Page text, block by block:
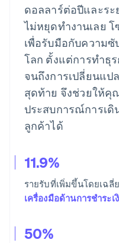
ดอลลาร์ต่อปีและระ
ไม่หยุดทำงานเลย
เพื่อรับมือกับความ
โลก ตั้งแต่การทำธุ
จนถึงการเปลี่ยนแป
สุดท้าย จึงช่วยให้คุ
ประสบการณ์การเดิ
ลูกค้าได้
11.9%
รายรับที่เพิ่มขึ้นโดยเฉ
เครื่องมือด้านการชำระ
50%